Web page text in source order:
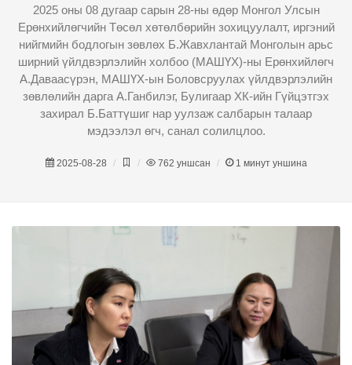
2025 оны 08 дугаар сарын 28-ны өдөр Монгол Улсын
Ерөнхийлөгчийн Төсөл хөтөлбөрийн зохицуулалт, иргэний
нийгмийн бодлогын зөвлөх Б.Жавхлантай Монголын арьс
ширний үйлдвэрлэлийн холбоо (МАШҮХ)-ны Ерөнхийлөгч
А.Даваасүрэн, МАШҮХ-ын Боловсруулах үйлдвэрлэлийн
зөвлөлийн дарга А.Ганбилэг, Булигаар ХК-ийн Гүйцэтгэх
захирал Б.Баттүшиг нар уулзаж салбарын талаар
мэдээлэл өгч, санал солилцлоо.
2025-08-28 762 уншсан 1 минут уншина